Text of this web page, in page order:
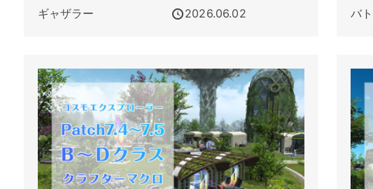
ギャザラー 2026.06.02 バ